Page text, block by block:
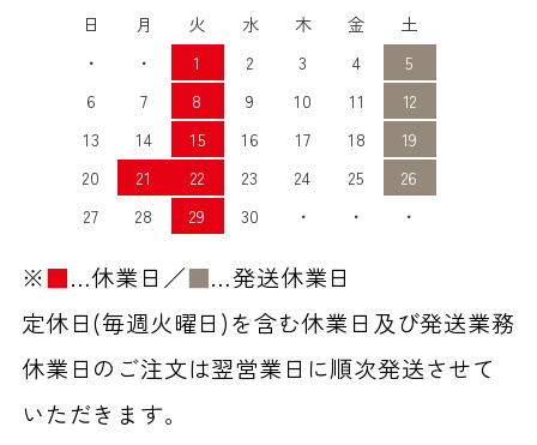
日 月 火 水 木 金
土
・
・ 1 2 3 4
5
6
7 8 9 10 11
12
13
14 15 16 17 18
19
20
21 22 23 24 25
26
27
28 29 30 ・ ・ ・
※■…休業日／■…発送休業日
定休日(毎週火曜日)を含む休業日及び発送業務
休業日のご注文は翌営業日に順次発送させて
いただきます。